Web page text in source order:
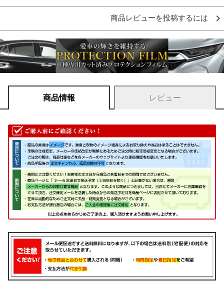
商品レビューを投稿するには
商品情報 レビュー